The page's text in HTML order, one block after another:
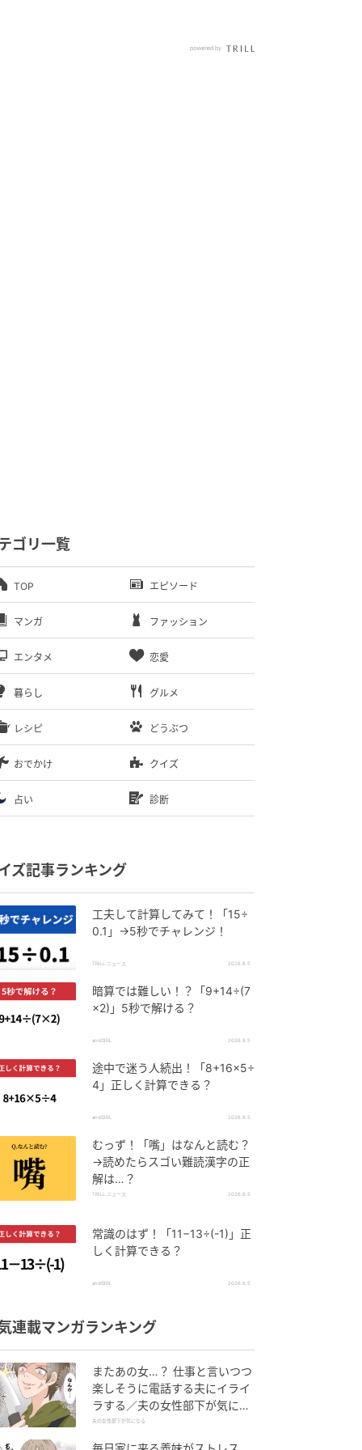
ゴリ一覧
TOP エピソード
マンガ ファッション
エンタメ 恋愛
暮らし グルメ
レシピ どうぶつ
おでかけ クイズ
占い 診断
ズ記事ランキング
工夫して計算してみて！「15÷
0.1」→5秒でチャレンジ！
TRILL ニュース 2026.8.5
暗算では難しい！？「9+14÷(7
×2)」5秒で解ける？
andGIRL 2026.8.5
途中で迷う人続出！「8+16×5÷
4」正しく計算できる？
andGIRL 2026.8.5
むっず！「嘴」はなんと読む？
→読めたらスゴい難読漢字の正
解は…？
TRILL ニュース 2026.8.5
常識のはず！「11−13÷(-1)」正
しく計算できる？
andGIRL 2026.8.5
連載マンガランキング
またあの女…？ 仕事と言いつつ
楽しそうに電話する夫にイライ
ラする／夫の女性部下が気にな
る（1）【夫婦の危機 まんが】
夫の女性部下が気になる